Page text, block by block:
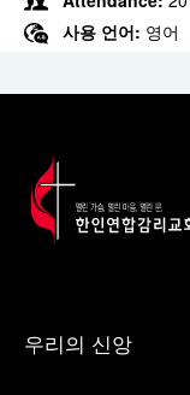
사용 언어: 영어
우리의 신앙